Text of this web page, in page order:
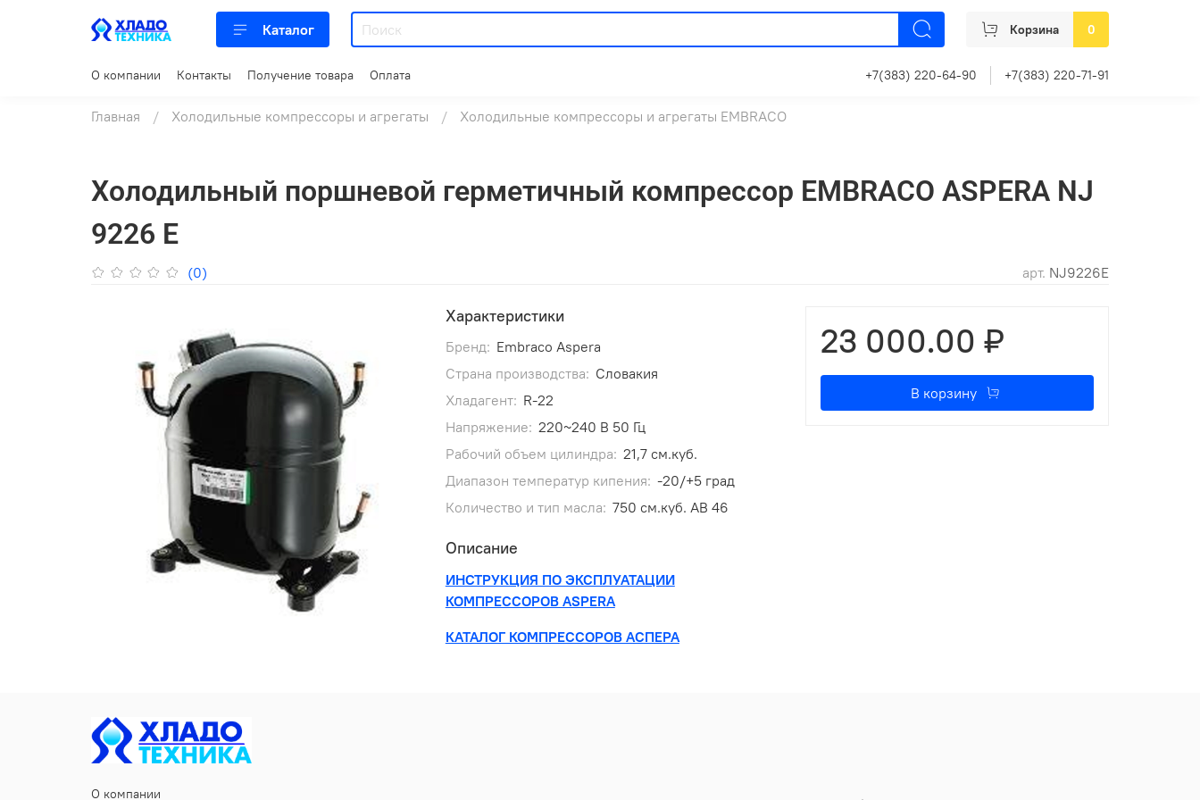
Каталог Корзина 0
О компании Контакты Получение товара Оплата +7(383) 220-64-90 +7(383) 220-71-91
Главная Холодильные компрессоры и агрегаты Холодильные компрессоры и агрегаты EMBRACO
Холодильный поршневой герметичный компрессор EMBRACO ASPERA NJ
9226 E
(0) арт. NJ9226E
Характеристики
Бренд: Embraco Aspera
Страна производства: Словакия
Хладагент: R-22
Напряжение: 220~240 В 50 Гц
Рабочий объем цилиндра: 21,7 см.куб.
Диапазон температур кипения: -20/+5 град
Количество и тип масла: 750 см.куб. AB 46
Описание
ИНСТРУКЦИЯ ПО ЭКСПЛУАТАЦИИ
КОМПРЕССОРОВ ASPERA
КАТАЛОГ КОМПРЕССОРОВ АСПЕРА
23 000.00 ₽
В корзину
О компании